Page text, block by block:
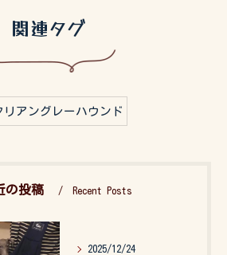
関連タグ
リアングレーハウンド
の投稿 Recent Posts
2025/12/24